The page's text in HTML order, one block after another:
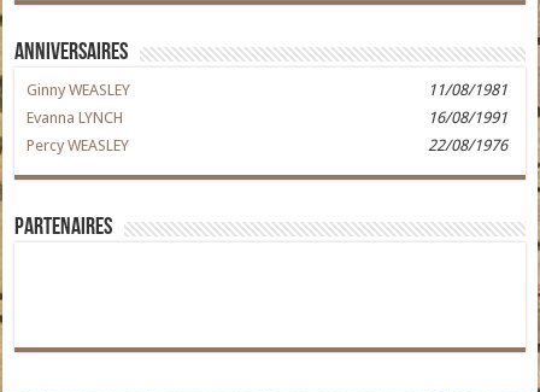
Anniversaires
Ginny WEASLEY
11/08/1981
Evanna LYNCH
16/08/1991
Percy WEASLEY
22/08/1976
Partenaires